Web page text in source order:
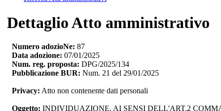
Dettaglio Atto amministrativo
Numero adozioNe: 87
Data adozione: 07/01/2025
Num. reg. proposta: DPG/2025/134
Pubblicazione BUR: Num. 21 del 29/01/2025
Privacy: Atto non contenente dati personali
Oggetto: INDIVIDUAZIONE, AI SENSI DELL'ART.2